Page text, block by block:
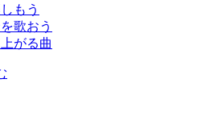
もう
歌おう
がる曲